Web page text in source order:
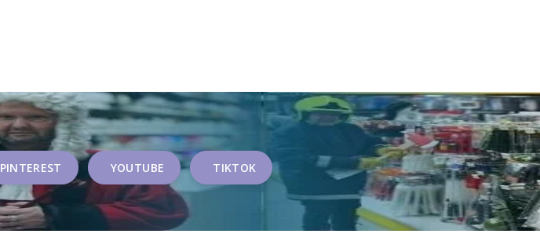
PINTEREST YOUTUBE TIKTOK